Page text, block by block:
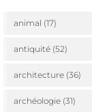
animal (17)
antiquité (52)
architecture (36)
archéologie (31)